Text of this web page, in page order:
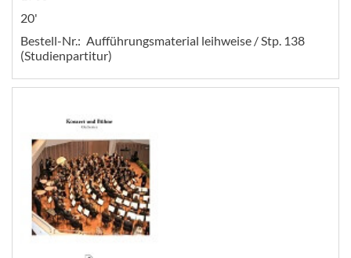
20'
Bestell-Nr.: Aufführungsmaterial leihweise / Stp. 138
(Studienpartitur)